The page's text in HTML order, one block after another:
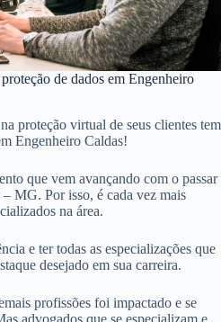
de dados em Engenheiro
proteção virtual de seus clientes tem
Engenheiro Caldas!
que vem avançando com o passar
MG. Por isso, é cada vez mais
na área.
e ter todas as especializações que
desejado em sua carreira.
profissões foi impactado e se